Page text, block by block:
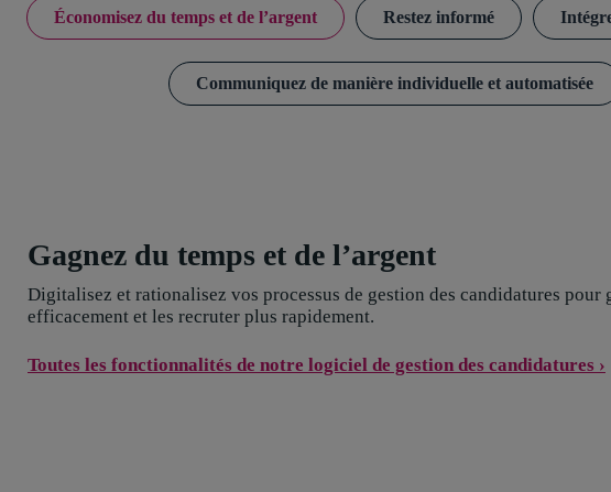
Économisez du temps et de l’argent Restez informé
Communiquez de manière individuelle et automatisée
Gagnez du temps et de l’argent
Digitalisez et rationalisez vos processus de gestion des candidatures pour
efficacement et les recruter plus rapidement.
Toutes les fonctionnalités de notre logiciel de gestion des candidatures ›